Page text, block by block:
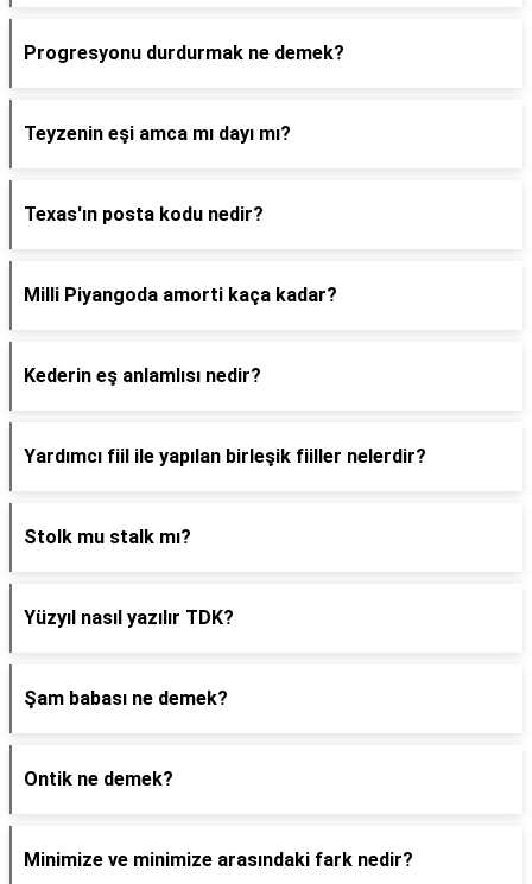
Progresyonu durdurmak ne demek?
Teyzenin eşi amca mı dayı mı?
Texas'ın posta kodu nedir?
Milli Piyangoda amorti kaça kadar?
Kederin eş anlamlısı nedir?
Yardımcı fiil ile yapılan birleşik fiiller nelerdir?
Stolk mu stalk mı?
Yüzyıl nasıl yazılır TDK?
Şam babası ne demek?
Ontik ne demek?
Minimize ve minimize arasındaki fark nedir?